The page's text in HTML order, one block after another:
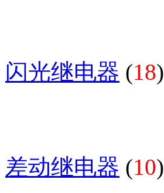
闪光继电器 (18)
差动继电器 (10)